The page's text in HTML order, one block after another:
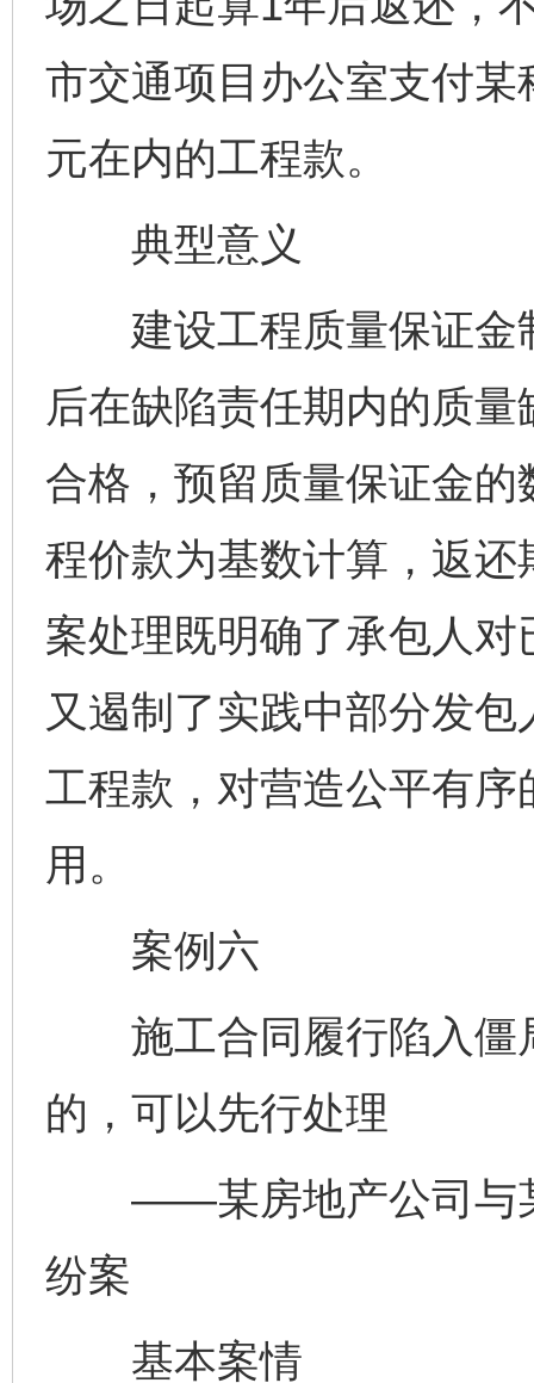
市交通项目办公室支付
元在内的工程款。
典型意义
建设工程质量保证金
后在缺陷责任期内的质
合格，预留质量保证金
程价款为基数计算，返
案处理既明确了承包人
又遏制了实践中部分发
工程款，对营造公平有
用。
案例六
施工合同履行陷入僵
的，可以先行处理
——某房地产公司与某
纷案
基本案情